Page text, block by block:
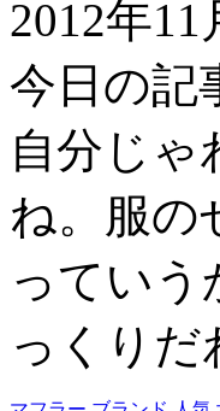
2012年11
今日の記
自分じゃ
ね。服の
ってい
っくりだ